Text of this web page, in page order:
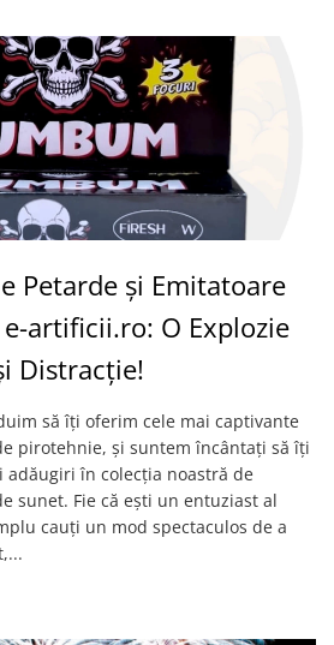
Petarde și Emitatoare
artificii.ro: O Explozie
Distracție!
să îți oferim cele mai captivante
pirotehnie, și suntem încântați să îți
adăugiri în colecția noastră de
sunet. Fie că ești un entuziast al
cauți un mod spectaculos de a